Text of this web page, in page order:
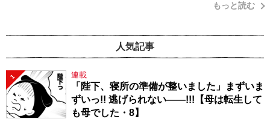
もっと読む
人気記事
1 連載
「陛下、寝所の準備が整いました」まずいま
ずいっ!! 逃げられない――!!!【母は転生して
も母でした・8】